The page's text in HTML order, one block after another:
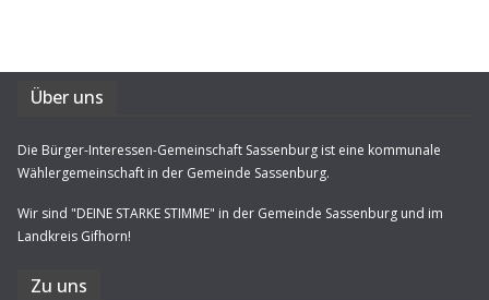
Über uns
Die Bürger-Interessen-Gemeinschaft Sassenburg ist eine kommunale
Wählergemeinschaft in der Gemeinde Sassenburg.
Wir sind "DEINE STARKE STIMME" in der Gemeinde Sassenburg und im
Landkreis Gifhorn!
Zu uns